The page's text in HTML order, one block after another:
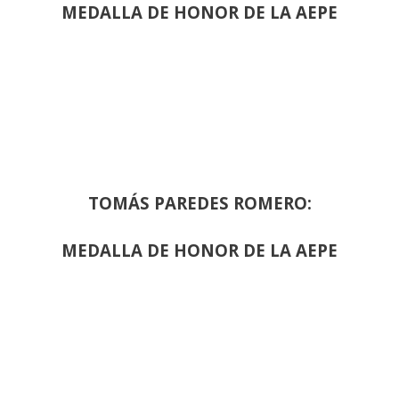
MEDALLA DE HONOR DE LA AEPE
TOMÁS PAREDES ROMERO:
MEDALLA DE HONOR DE LA AEPE